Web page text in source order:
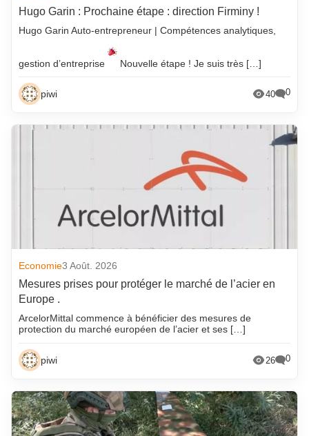
Hugo Garin : Prochaine étape : direction Firminy !
Hugo Garin Auto-entrepreneur | Compétences analytiques,
gestion d’entreprise Nouvelle étape ! Je suis très […]
piwi 40 0
Economie3 Août. 2026
Mesures prises pour protéger le marché de l’acier en
Europe .
ArcelorMittal commence à bénéficier des mesures de
protection du marché européen de l’acier et ses […]
piwi 26 0